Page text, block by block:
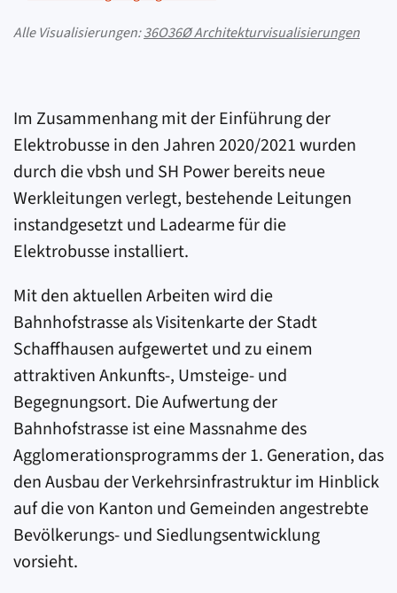
Alle Visualisierungen:36O36Ø Architekturvisualisierungen
Im Zusammenhang mit der Einführung der
Elektrobusse in den Jahren 2020/2021 wurden
durch die vbsh und SH Power bereits neue
Werkleitungen verlegt, bestehende Leitungen
instandgesetzt und Ladearme für die
Elektrobusse installiert.
Mit den aktuellen Arbeiten wird die
Bahnhofstrasse als Visitenkarte der Stadt
Schaffhausen aufgewertet und zu einem
attraktiven Ankunfts-, Umsteige- und
Begegnungsort. Die Aufwertung der
Bahnhofstrasse ist eine Massnahme des
Agglomerationsprogramms der 1. Generation, das
den Ausbau der Verkehrsinfrastruktur im Hinblick
auf die von Kanton und Gemeinden angestrebte
Bevölkerungs- und Siedlungsentwicklung
vorsieht.